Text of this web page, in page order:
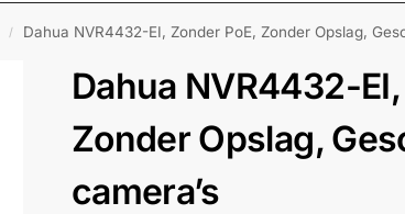
/ Dahua NVR4432-EI, Zonder PoE, Zonder Opslag,
Dahua NVR4432-
Zonder Opslag,
camera’s